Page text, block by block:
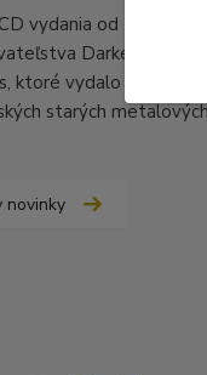
vydania od
Darker Than
ktoré vydalo množstvo
starých metalových
novinky